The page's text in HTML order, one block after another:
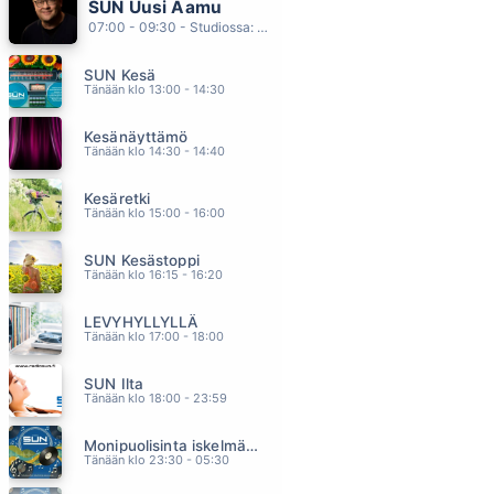
PILVILINNA
TAAS AURINKO NOUSEE
JÄÄTELÖSUUDELMA
HIPIT RAUTAA
MUSTARASTAS
SUN Uusi Aamu
07:00 - 09:30 - Studiossa: Kimmo Hoivassilta
SUN Kesä
Tänään klo 13:00 - 14:30
Kesänäyttämö
Tänään klo 14:30 - 14:40
Kesäretki
Tänään klo 15:00 - 16:00
SUN Kesästoppi
Tänään klo 16:15 - 16:20
LEVYHYLLYLLÄ
Tänään klo 17:00 - 18:00
SUN Ilta
Tänään klo 18:00 - 23:59
Monipuolisinta iskelmää ja parasta poppia
Tänään klo 23:30 - 05:30